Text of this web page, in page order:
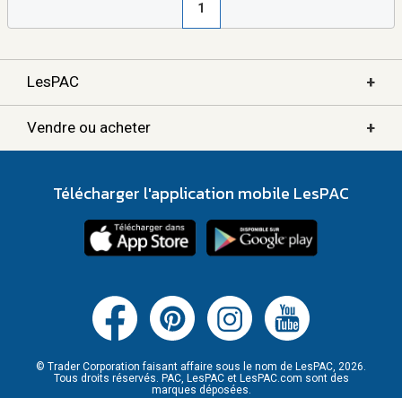
1
LesPAC +
Vendre ou acheter +
Télécharger l'application mobile LesPAC
© Trader Corporation faisant affaire sous le nom de LesPAC, 2026.
Tous droits réservés. PAC, LesPAC et LesPAC.com sont des
marques déposées.